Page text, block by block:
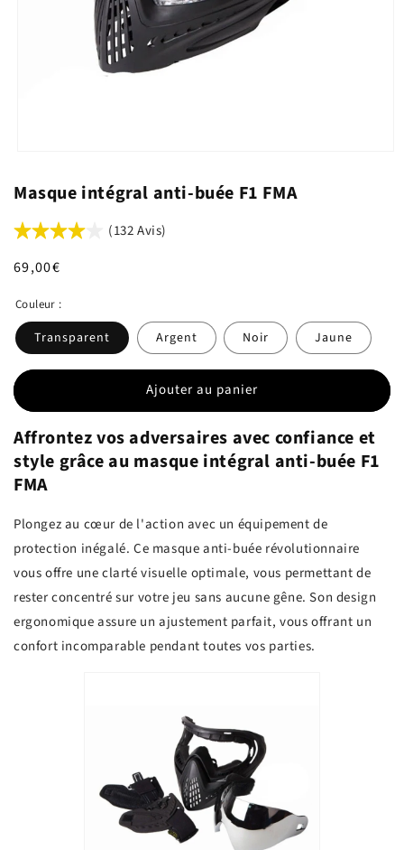
Masque intégral anti-buée F1 FMA
(132 Avis)
Prix
69,00€
Couleur :
Transparent Argent Noir Jaune
Ajouter au panier
Affrontez vos adversaires avec confiance et
style grâce au masque intégral anti-buée F1
FMA
Plongez au cœur de l'action avec un équipement de
protection inégalé. Ce masque anti-buée révolutionnaire
vous offre une clarté visuelle optimale, vous permettant de
rester concentré sur votre jeu sans aucune gêne. Son design
ergonomique assure un ajustement parfait, vous offrant un
confort incomparable pendant toutes vos parties.